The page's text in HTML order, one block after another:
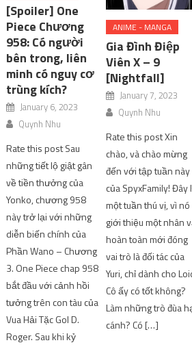
[Spoiler] One
Piece Chương
958: Có người
bên trong, liên
minh có nguy cơ
trùng kích?
January 6, 2023
Quynh Nhu
Rate this post Sau
những tiết lộ giật gân
về tiền thưởng của
Yonko, chương 958
này trở lại với những
diễn biến chính của
Phần Wano – Chương
3. One Piece chap 958
bắt đầu với cảnh hồi
tưởng trên con tàu của
Vua Hải Tặc Gol D.
Roger. Sau khi kỷ
ANIME - MANGA
Gia Đình Điệp
Viên X – 9
[Nightfall]
January 7, 2023
Quynh Nhu
Rate this post Xin
chào, và chào mừng
đến với tập tuần này
của SpyxFamily! Đây
một tuần thú vị, vì nó
giới thiệu một nhân
hoàn toàn mới đóng
vai trò là đối tác của
Yuri, chỉ dành cho
Cô ấy có tốt không?
Làm những trò đùa
cánh? Có […]